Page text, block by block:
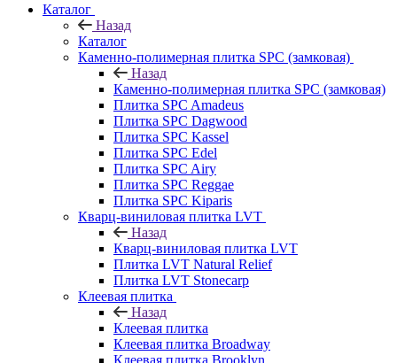
Каталог
Назад
Каталог
Каменно-полимерная плитка SPC (замковая)
Назад
Каменно-полимерная плитка SPC (замковая)
Плитка SPC Amadeus
Плитка SPC Dagwood
Плитка SPC Kassel
Плитка SPC Edel
Плитка SPC Airy
Плитка SPC Reggae
Плитка SPC Kiparis
Кварц-виниловая плитка LVT
Назад
Кварц-виниловая плитка LVT
Плитка LVT Natural Relief
Плитка LVT Stonecarp
Клеевая плитка
Назад
Клеевая плитка
Клеевая плитка Broadway
Клеевая плитка Brooklyn